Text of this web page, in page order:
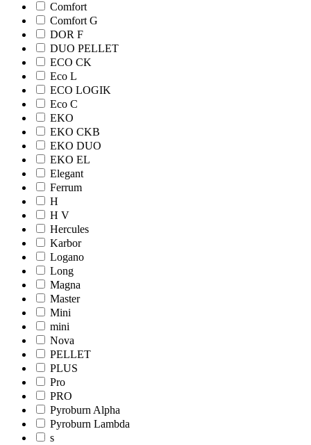
Comfort
Comfort G
DOR F
DUO PELLET
ECO CK
Eco L
ECO LOGIK
Eco С
EKO
EKO CKB
EKO DUO
EKO EL
Elegant
Ferrum
H
H V
Hercules
Karbor
Logano
Long
Magna
Master
Mini
mini
Nova
PELLET
PLUS
Pro
PRO
Pyroburn Alpha
Pyroburn Lambda
s